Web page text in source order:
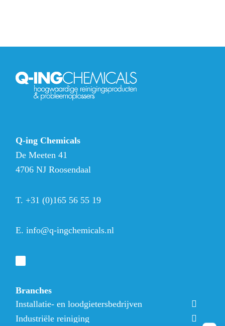
Q-ing Chemicals
De Meeten 41
4706 NJ Roosendaal
T. +31 (0)165 56 55 19
E.info@q-ingchemicals.nl
Branches
Installatie- en loodgietersbedrijven
Industriële reiniging